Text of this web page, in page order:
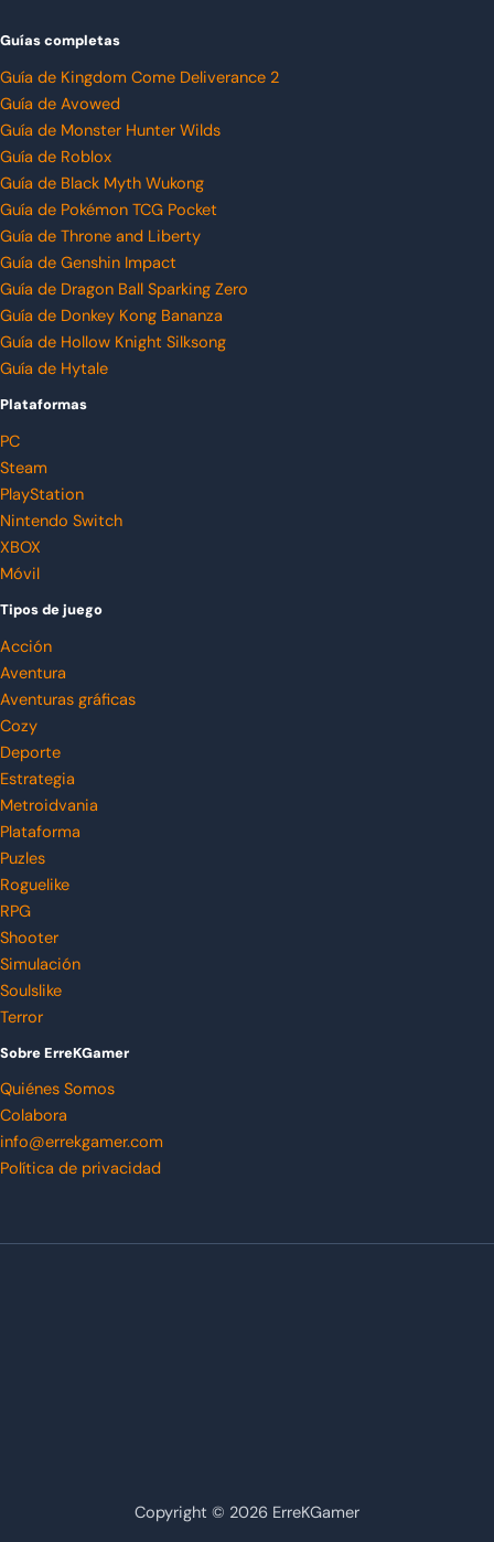
Guías completas
Guía de Kingdom Come Deliverance 2
Guía de Avowed
Guía de Monster Hunter Wilds
Guía de Roblox
Guía de Black Myth Wukong
Guía de Pokémon TCG Pocket
Guía de Throne and Liberty
Guía de Genshin Impact
Guía de Dragon Ball Sparking Zero
Guía de Donkey Kong Bananza
Guía de Hollow Knight Silksong
Guía de Hytale
Plataformas
PC
Steam
PlayStation
Nintendo Switch
XBOX
Móvil
Tipos de juego
Acción
Aventura
Aventuras gráficas
Cozy
Deporte
Estrategia
Metroidvania
Plataforma
Puzles
Roguelike
RPG
Shooter
Simulación
Soulslike
Terror
Sobre ErreKGamer
Quiénes Somos
Colabora
info@errekgamer.com
Política de privacidad
Copyright © 2026 ErreKGamer